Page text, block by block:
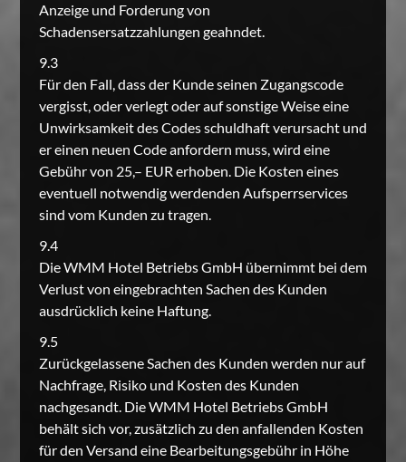
Anzeige und Forderung von
Schadensersatzzahlungen geahndet.
9.3
Für den Fall, dass der Kunde seinen Zugangscode
vergisst, oder verlegt oder auf sonstige Weise eine
Unwirksamkeit des Codes schuldhaft verursacht und
er einen neuen Code anfordern muss, wird eine
Gebühr von 25,– EUR erhoben. Die Kosten eines
eventuell notwendig werdenden Aufsperrservices
sind vom Kunden zu tragen.
9.4
Die WMM Hotel Betriebs GmbH übernimmt bei dem
Verlust von eingebrachten Sachen des Kunden
ausdrücklich keine Haftung.
9.5
Zurückgelassene Sachen des Kunden werden nur auf
Nachfrage, Risiko und Kosten des Kunden
nachgesandt. Die WMM Hotel Betriebs GmbH
behält sich vor, zusätzlich zu den anfallenden Kosten
für den Versand eine Bearbeitungsgebühr in Höhe